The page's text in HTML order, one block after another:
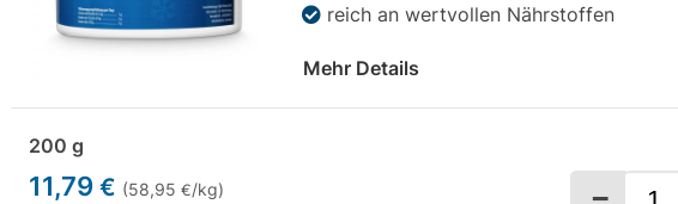
reich an wertvollen Nährstoffen
Mehr Details
200 g
11,79€ (58,95€/kg)